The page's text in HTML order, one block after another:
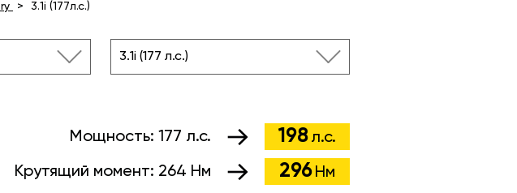
3.1i (177л.с.)
3.1i (177 л.с.)
Мощность: 177 л.с. 198 л.с.
Крутящий момент: 264 Нм 296 Нм